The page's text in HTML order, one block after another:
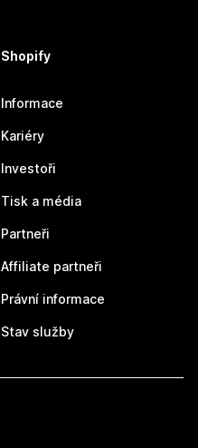
Shopify
Informace
Kariéry
Investoři
Tisk a média
Partneři
Affiliate partneři
Právní informace
Stav služby